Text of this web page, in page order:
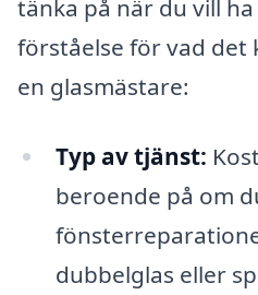
tänka på när du vill
förståelse för vad det
en glasmästare:
Typ av tjänst:
beroende på om
dubbelglas eller